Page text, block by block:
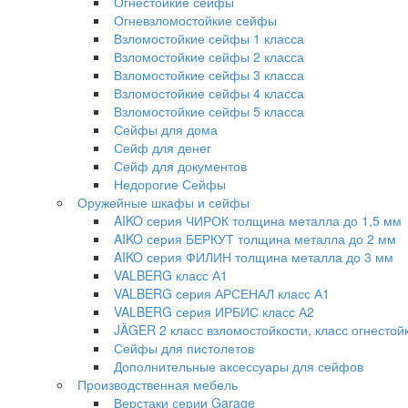
Огневзломостойкие сейфы
Взломостойкие сейфы 1 класса
Взломостойкие сейфы 2 класса
Взломостойкие сейфы 3 класса
Взломостойкие сейфы 4 класса
Взломостойкие сейфы 5 класса
Сейфы для дома
Сейф для денег
Сейф для документов
Недорогие Сейфы
Оружейные шкафы и сейфы
AIKO серия ЧИРОК толщина металла до 1,5 мм
AIKO серия БЕРКУТ толщина металла до 2 мм
AIKO серия ФИЛИН толщина металла до 3 мм
VALBERG класс А1
VALBERG серия АРСЕНАЛ класс А1
VALBERG серия ИРБИС класс А2
JÄGER 2 класс взломостойкости, класс
Сейфы для пистолетов
Дополнительные аксессуары для сейфов
Производственная мебель
Верстаки серии Garage